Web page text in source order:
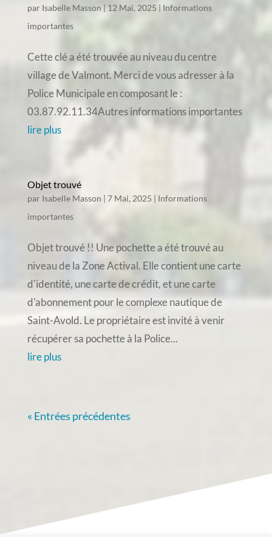
par Isabelle Masson| 12 Mai, 2025 | Informations
importantes
Cette clé a été trouvée au niveau du centre
village de Valmont. Merci de vous adresser à la
Police Municipale en composant le :
03.87.92.11.34Autres informations importantes
lire plus
Objet trouvé
par Isabelle Masson | 7 Mai, 2025 | Informations
importantes
Objet trouvé !! Une pochette a été trouvé au
niveau de la Zone Actival. Elle contient une carte
d'identité, une carte de crédit, et une carte
d'abonnement pour le complexe nautique de
Saint-Avold. Le propriétaire est invité à venir
récupérer sa pochette à la Police...
lire plus
« Entrées précédentes